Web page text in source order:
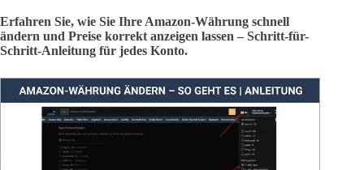
Erfahren Sie, wie Sie Ihre Amazon-Währung schnell
ändern und Preise korrekt anzeigen lassen – Schritt-für-
Schritt-Anleitung für jedes Konto.